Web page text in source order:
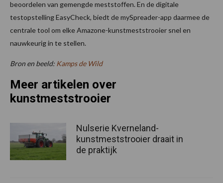
beoordelen van gemengde meststoffen. En de digitale
testopstelling EasyCheck, biedt de mySpreader-app daarmee de
centrale tool om elke Amazone-kunstmeststrooier snel en
nauwkeurig in te stellen.
Bron en beeld: Kamps de Wild
Meer artikelen over
kunstmeststrooier
Nulserie Kverneland-
kunstmeststrooier draait in
de praktijk